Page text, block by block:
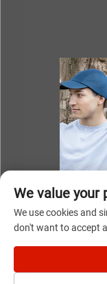
Direitos autorais ©
We value your
We use cookies and
don't want to accept